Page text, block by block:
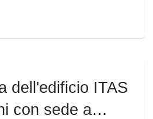
dell'edificio ITAS
con sede a